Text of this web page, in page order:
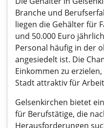
Branche und
liegen die Gehälter für
und 50.000 Euro
Personal häufig in der
angesiedelt ist. Die
Einkommen zu
Stadt attraktiv für
Gelsenkirchen bietet
für Berufstätige, die
Herausforderungen